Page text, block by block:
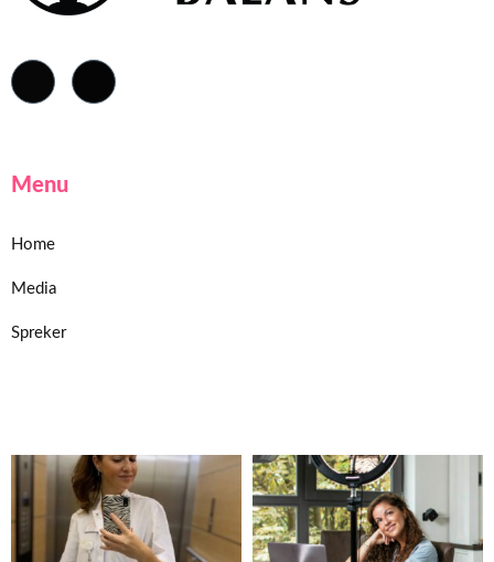
Menu
Home
Media
Spreker